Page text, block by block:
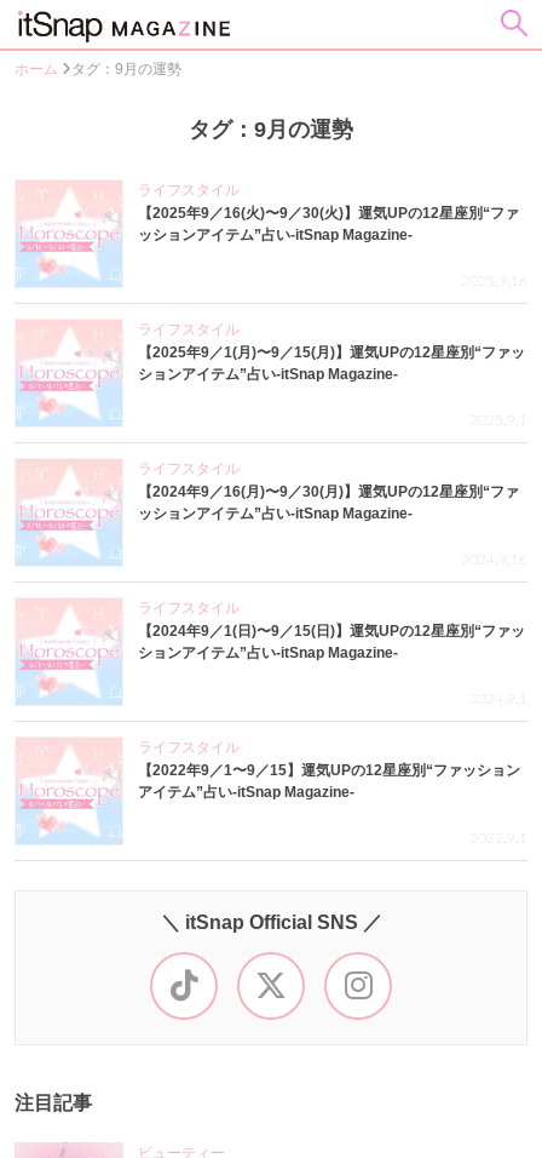
ホーム タグ：9月の運勢
タグ：9月の運勢
ライフスタイル
【2025年9／16(火)〜9／30(火)】運気UPの12星座別“ファ
ッションアイテム”占い-itSnap Magazine-
2025.9.16
ライフスタイル
【2025年9／1(月)〜9／15(月)】運気UPの12星座別“ファッ
ションアイテム”占い-itSnap Magazine-
2025.9.1
ライフスタイル
【2024年9／16(月)〜9／30(月)】運気UPの12星座別“ファ
ッションアイテム”占い-itSnap Magazine-
2024.9.16
ライフスタイル
【2024年9／1(日)〜9／15(日)】運気UPの12星座別“ファッ
ションアイテム”占い-itSnap Magazine-
2024.9.1
ライフスタイル
【2022年9／1〜9／15】運気UPの12星座別“ファッション
アイテム”占い-itSnap Magazine-
2022.9.1
＼ itSnap Official SNS ／
注目記事
ビューティー